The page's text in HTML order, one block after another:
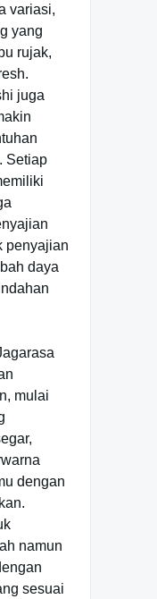
variasi,
yang
rujak,
juga
Setiap
penyajian
daya
mulai
dengan
namun
sesuai